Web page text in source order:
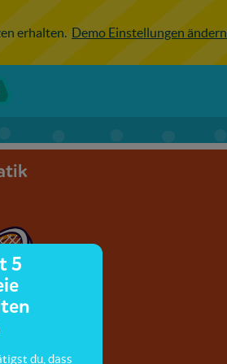
erhalten. Demo Einstellungen ändern
5
du, dass